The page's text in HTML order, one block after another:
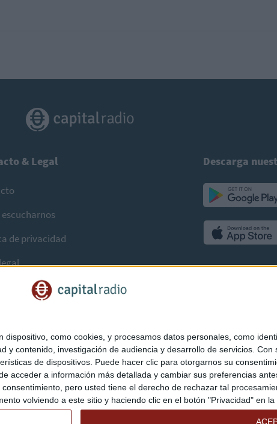
como cookies, y procesamos datos personales, como
y contenido, investigación de audiencia y desarrollo de servicios. Con
de dispositivos. Puede hacer clic para otorgarnos su
acceder a información más detallada y cambiar sus preferencias
pero usted tiene el derecho de rechazar tal
volviendo a este sitio y haciendo clic en el botón "Privacidad" en
& Legal
de privacidad
Descarga